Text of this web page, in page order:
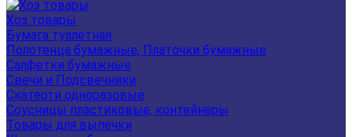
Хоз товары
Бумага туалетная
Полотенца бумажные, Платочки бумажные
Салфетки бумажные
Свечи и Подсвечники
Скатерти одноразовые
Соусницы пластиковые, контейнеры
Товары для выпечки